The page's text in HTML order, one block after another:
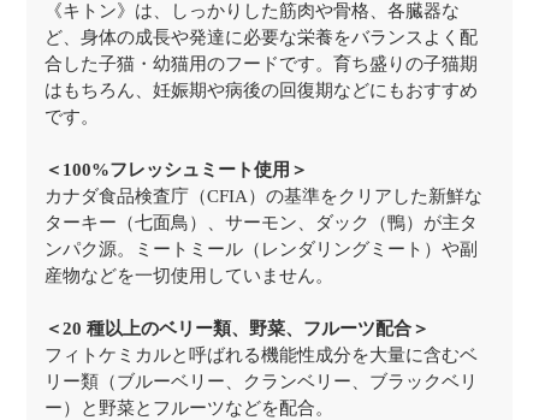
《キトン》は、しっかりした筋肉や骨格、各臓器な
ど、身体の成長や発達に必要な栄養をバランスよく配
合した子猫・幼猫用のフードです。育ち盛りの子猫期
はもちろん、妊娠期や病後の回復期などにもおすすめ
です。
＜100%フレッシュミート使用＞
カナダ食品検査庁（CFIA）の基準をクリアした新鮮な
ターキー（七面鳥）、サーモン、ダック（鴨）が主タ
ンパク源。ミートミール（レンダリングミート）や副
産物などを一切使用していません。
＜20 種以上のベリー類、野菜、フルーツ配合＞
フィトケミカルと呼ばれる機能性成分を大量に含むベ
リー類（ブルーベリー、クランベリー、ブラックベリ
ー）と野菜とフルーツなどを配合。